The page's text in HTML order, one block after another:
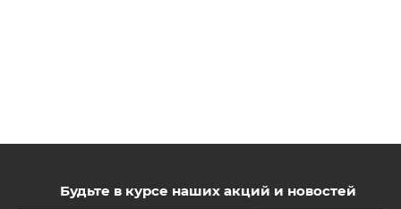
Будьте в курсе наших акций и новостей